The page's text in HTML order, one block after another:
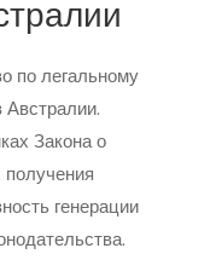
по легальному
Закона о
генерации